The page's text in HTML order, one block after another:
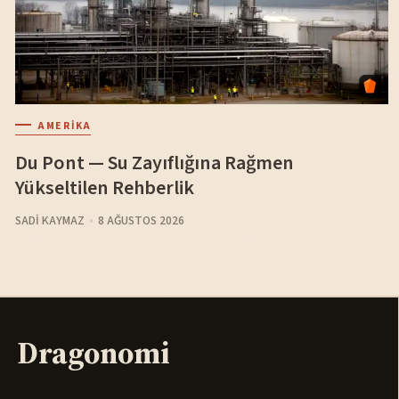
AMERIKA
Du Pont — Su Zayıflığına Rağmen
Yükseltilen Rehberlik
SADI KAYMAZ 8 AĞUSTOS 2026
Dragonomi